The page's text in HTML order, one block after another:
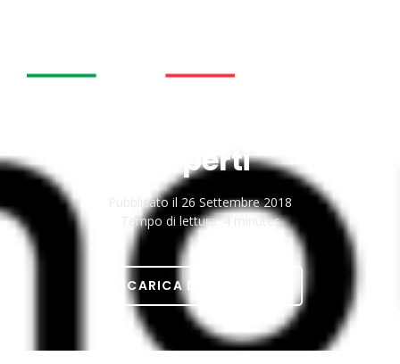
esperti
Pubblicato il 26 Settembre 2018
Tempo di lettura:4 minutes
SCARICA DOCUMENTO